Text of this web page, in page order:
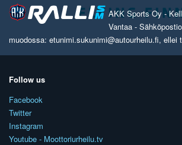
AKK Sports Oy -
Vantaa -
muodossa: etunimi.sukunimi@autourheilu.fi, ellei
Follow us
Facebook
Twitter
Instagram
Youtube - Moottoriurheilu.tv